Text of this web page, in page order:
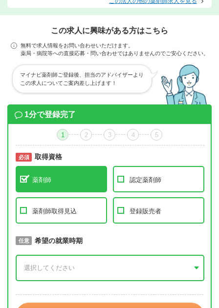
この求人に興味がある方はこちら
無料で求人情報をお問い合わせいただけます。
薬局・病院等への直接応募・問い合わせではありませんのでご安心ください。
マイナビ薬剤師ご登録後、担当のアドバイザーより
この求人についてご案内差し上げます！
1分で登録完了
1 2 3 4 5
必須 取得資格
薬剤師 認定薬剤師
薬剤師取得見込 登録販売者
必須 取得予定年
任意 希望の就業時期